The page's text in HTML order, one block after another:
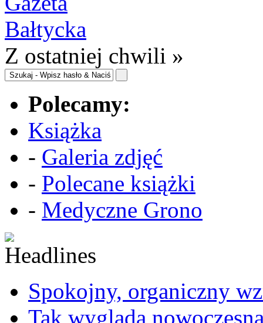
Z ostatniej chwili »
Polecamy:
Książka
- Galeria zdjęć
- Polecane książki
- Medyczne Grono
Spokojny, organiczny
Tak wygląda